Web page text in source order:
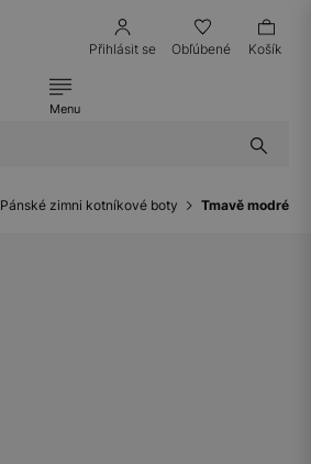
Přihlásit se Obľúbené Košík
Menu
Pánské zimni kotníkové boty Tmavě modré